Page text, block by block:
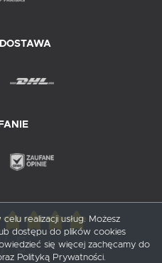
/ 5
realizacji usług. Możesz
dostępu do plików cookies
się więcej zachęcamy do
Polityką Prywatności.